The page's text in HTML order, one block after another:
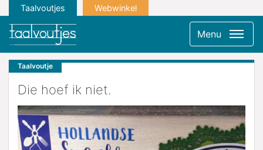
Taalvoutjes Webwinkel
Menu
Taalvoutje
Die hoef ik niet.